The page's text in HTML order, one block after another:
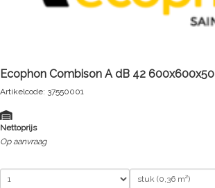
Ecophon Combison A dB 42 600x600x50
Artikelcode: 37550001
Nettoprijs
Op aanvraag